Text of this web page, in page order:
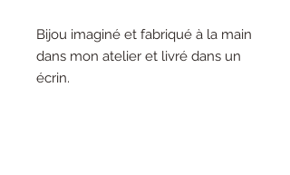
Bijou imaginé et fabriqué à la main
dans mon atelier et livré dans un
écrin.